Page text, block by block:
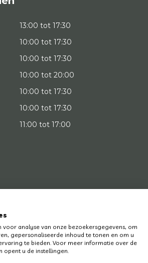
13:00 tot 17:30
10:00 tot 17:30
10:00 tot 17:30
10:00 tot 20:00
10:00 tot 17:30
10:00 tot 17:30
11:00 tot 17:00
NEWS
CONTACT
voor analyse van onze bezoekersgegevens, om
gepersonaliseerde inhoud te tonen en om u
te bieden. Voor meer informatie over de
opent u de instellingen.